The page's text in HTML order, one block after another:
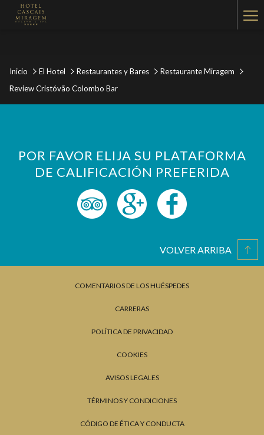
Inicio El Hotel Restaurantes y Bares
Restaurante Miragem
Review Cristóvão Colombo Bar
POR FAVOR ELIJA SU PLATAFORMA
DE CALIFICACIÓN PREFERIDA
VOLVER ARRIBA
COMENTARIOS DE LOS HUÉSPEDES
CARRERAS
POLÍTICA DE PRIVACIDAD
COOKIES
AVISOS LEGALES
TÉRMINOS Y CONDICIONES
CÓDIGO DE ÉTICA Y CONDUCTA